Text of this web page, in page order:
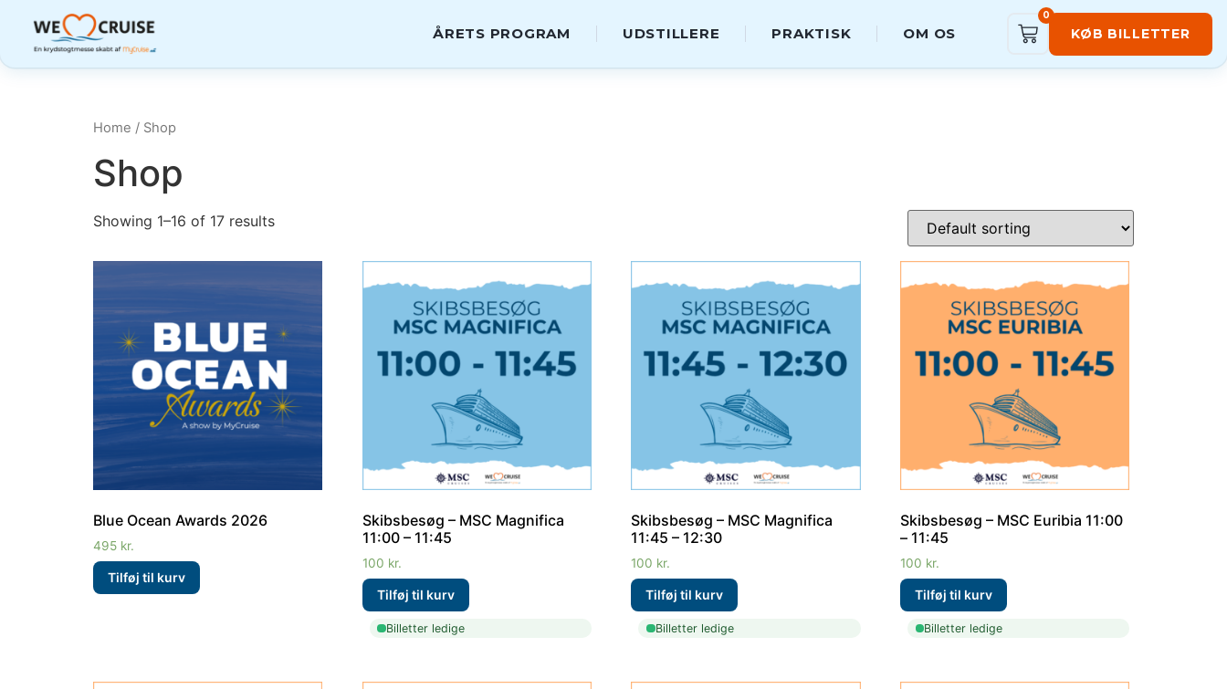
ÅRETS PROGRAM UDSTILLERE PRAKTISK OM OS
0
KØB BILLETTER
Home / Shop
Shop
Showing 1–16 of 17 results
Blue Ocean Awards 2026
495 kr.
Skibsbesøg – MSC Magnifica
11:00 – 11:45
100 kr.
Billetter ledige
Skibsbesøg – MSC Magnifica
11:45 – 12:30
100 kr.
Billetter ledige
Skibsbesøg – MSC Euribia 11:00
– 11:45
100 kr.
Billetter ledige